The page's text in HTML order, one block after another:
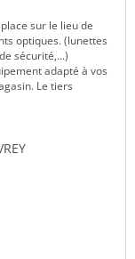
sur le lieu de
optiques. (lunettes
sécurité,...)
adapté à vos
Le tiers